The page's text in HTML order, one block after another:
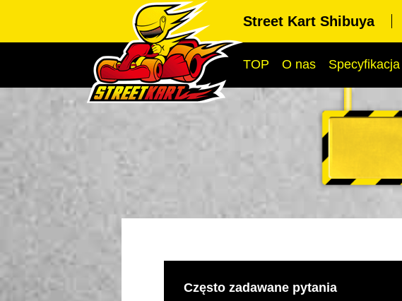
Street Kart Shibuya
TOP O nas Specyfikacja
Często zadawane pytania